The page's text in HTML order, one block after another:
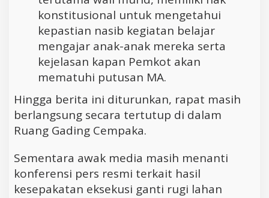
konstitusional untuk mengetahui
kepastian nasib kegiatan belajar
mengajar anak-anak mereka serta
kejelasan kapan Pemkot akan
mematuhi putusan MA.
Hingga berita ini diturunkan, rapat masih
berlangsung secara tertutup di dalam
Ruang Gading Cempaka.
Sementara awak media masih menanti
konferensi pers resmi terkait hasil
kesepakatan eksekusi ganti rugi lahan